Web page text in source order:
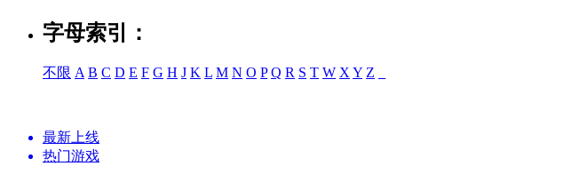
字母索引：
不限 A B C D E F G H J K L M N O P Q R S T W XY Z
最新上线
热门游戏